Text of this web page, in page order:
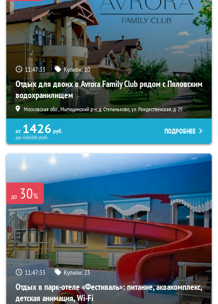
11:47:31 Купили:10
Отдых для двоих в Avrora Family Club рядом с Пяловским
водохранилищем
Московская обл., Мытищинский р-н, д. Степаньково, ул. Рождественская, д. 25
от 1426 руб.
до60600руб.
ПОДРОБНЕЕ
до 30%
11:47:31 Купили:23
Отдых в парк-отеле «Фестиваль»: питание, аквакомплекс,
детская анимация, Wi-Fi